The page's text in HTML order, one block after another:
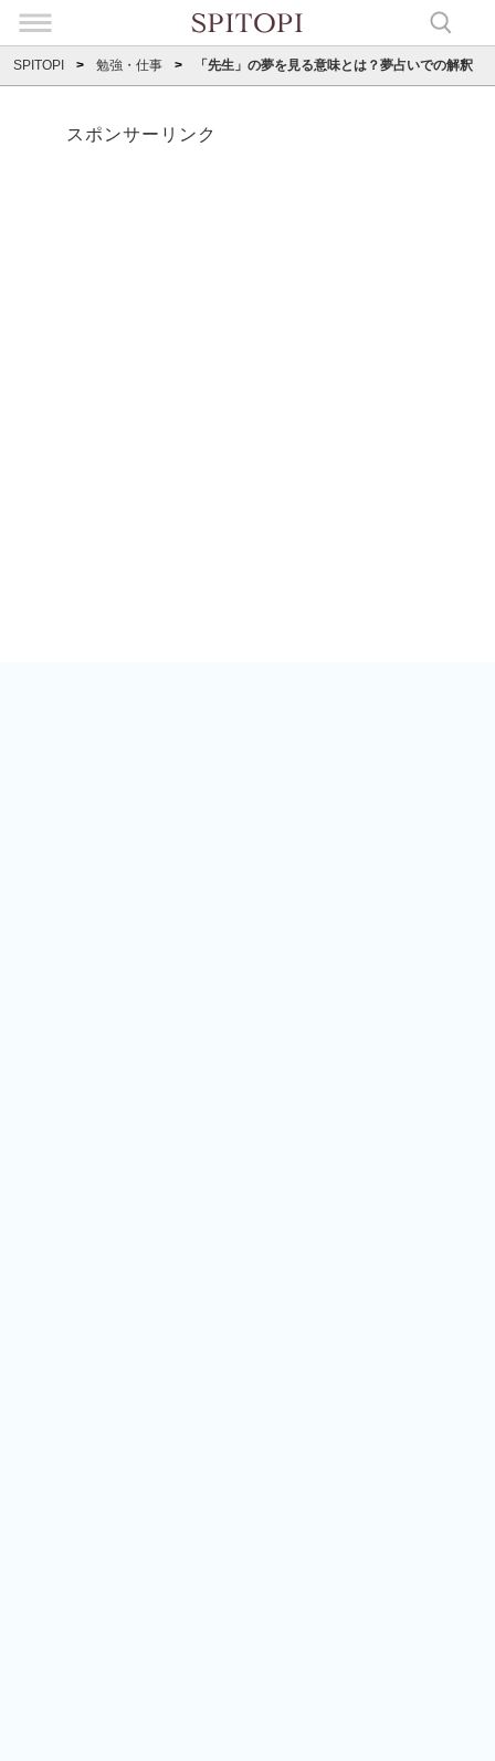
SPITOPI 勉強・仕事 「先生」の夢を見る意味とは？夢占いでの解釈
スポンサーリンク